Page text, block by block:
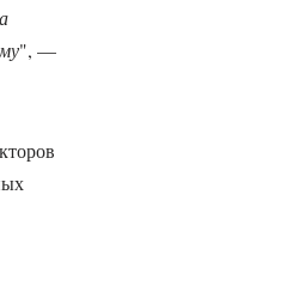
", —